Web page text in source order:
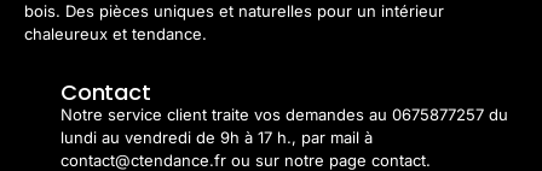
bois. Des pièces uniques et naturelles pour un intérieur
chaleureux et tendance.
Contact
Notre service client traite vos demandes au 0675877257 du
lundi au vendredi de 9h à 17 h., par mail à
contact@ctendance.fr ou sur notre page contact.